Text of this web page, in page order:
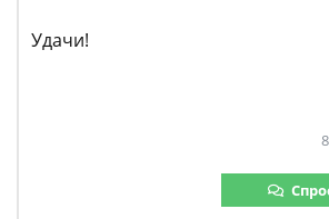
Удачи!